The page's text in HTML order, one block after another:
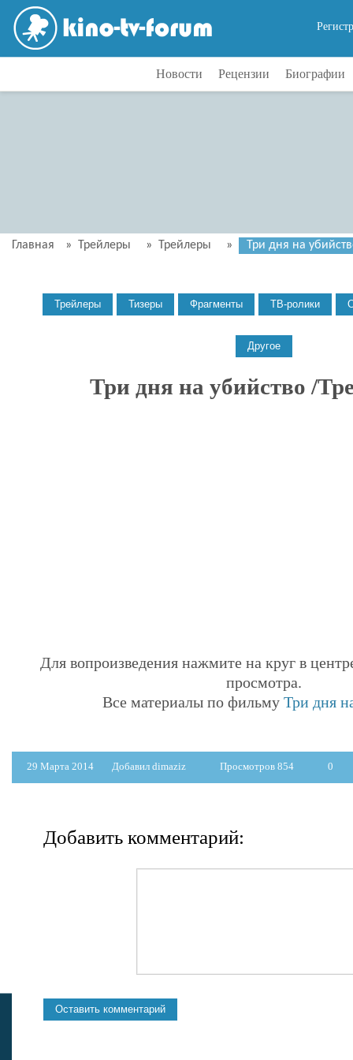
Новости Рецензии Биографии
Главная » Трейлеры » Трейлеры » Три дня на
Три дня на убийство /
Для вопроизведения нажмите на круг в
просмотра.
Все материалы по фильму Три дня
29 Марта 2014 Добавил dimaziz Просмотров 854 0
Добавить комментарий: